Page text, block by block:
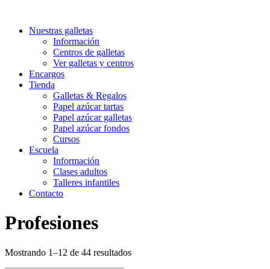
Nuestras galletas
Información
Centros de galletas
Ver galletas y centros
Encargos
Tienda
Galletas & Regalos
Papel azúcar tartas
Papel azúcar galletas
Papel azúcar fondos
Cursos
Escuela
Información
Clases adultos
Talleres infantiles
Contacto
Profesiones
Mostrando 1–12 de 44 resultadosOrdenado